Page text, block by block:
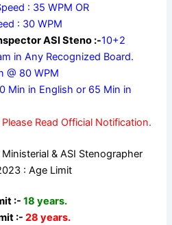
: 35 WPM OR
: 30 WPM
ASI Steno :-10+2
in Any Recognized Board.
@ 80 WPM
Min in English or 65 Min in
Read Official Notification.
& ASI Stenographer
: Age Limit
:- 18 years.
:-28 years.